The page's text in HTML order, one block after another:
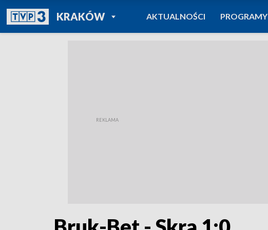
KRAKÓWPOWRÓT DO
TVP REGIONY
AKTUALNOŚCI PROGRAMY